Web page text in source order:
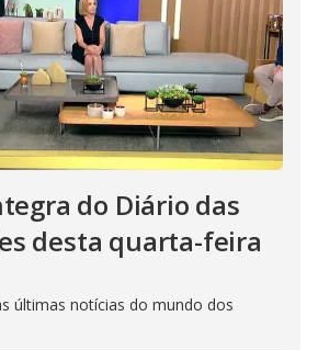
do Diário das
desta quarta-feira
últimas notícias do mundo dos